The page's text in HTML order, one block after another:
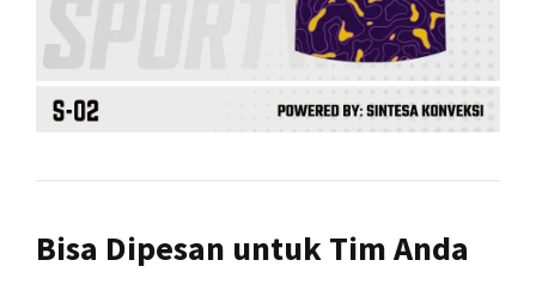
Bisa Dipesan untuk Tim Anda